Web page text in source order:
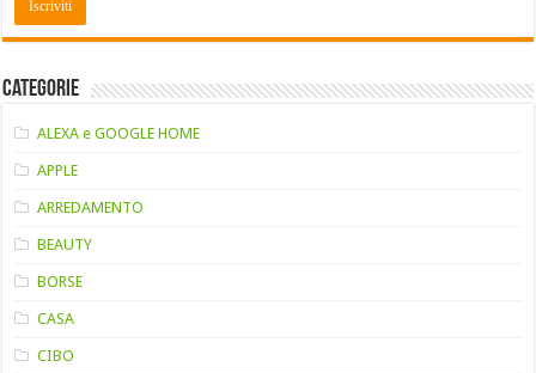
Categorie
ALEXA e GOOGLE HOME
APPLE
ARREDAMENTO
BEAUTY
BORSE
CASA
CIBO